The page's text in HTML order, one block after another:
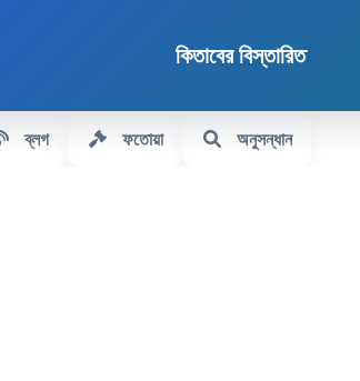
কিতাবের বিস্তারিত
ব্লগ ফতোয়া অনুসন্ধান